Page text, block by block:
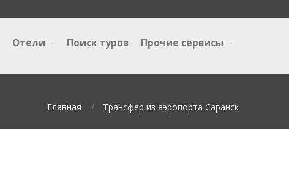
Отели Поиск туров Прочие сервисы
Главная Трансфер из аэропорта Саранск